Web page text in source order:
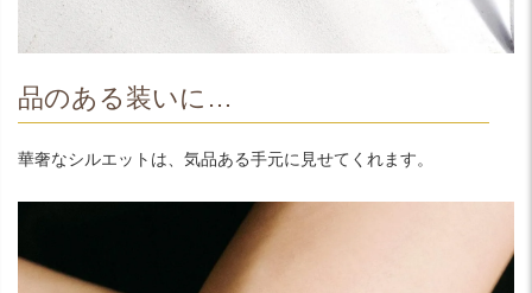
品のある装いに…
華奢なシルエットは、気品ある手元に見せてくれます。